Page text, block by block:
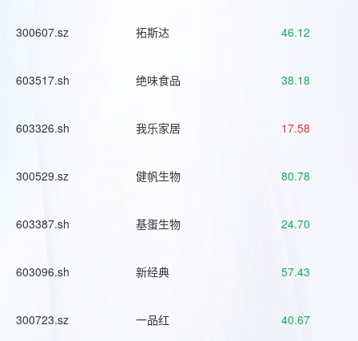
300607.sz 拓斯达 46.12
603517.sh 绝味食品 38.18
603326.sh 我乐家居 17.58
300529.sz 健帆生物 80.78
603387.sh 基蛋生物 24.70
603096.sh 新经典 57.43
300723.sz 一品红 40.67